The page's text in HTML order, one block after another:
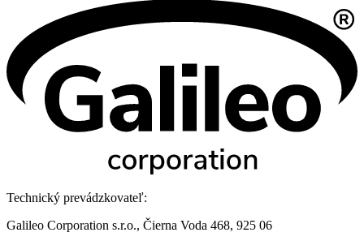
Technický prevádzkovateľ:
Galileo Corporation s.r.o., Čierna Voda 468, 925 06